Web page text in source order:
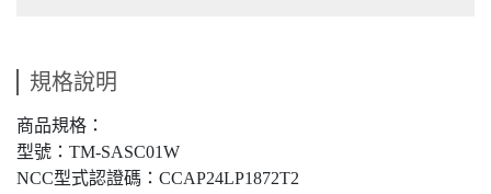
規格說明
商品規格：
型號：TM-SASC01W
NCC型式認證碼：CCAP24LP1872T2